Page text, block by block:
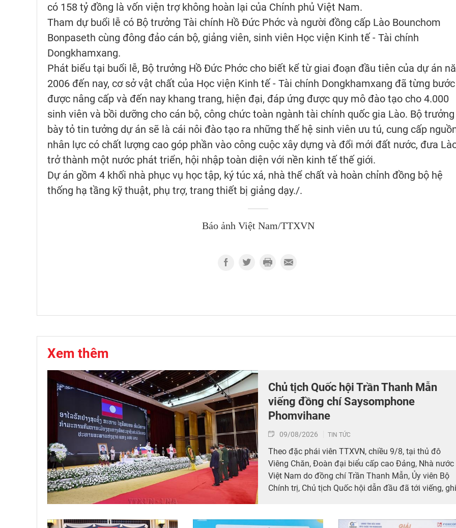
có 158 tỷ đồng là vốn viện trợ không hoàn lại của Chính phủ Việt Nam.
Tham dự buổi lễ có Bộ trưởng Tài chính Hồ Đức Phớc và người đồng cấp Lào Bounchom
Bonpaseth cùng đông đảo cán bộ, giảng viên, sinh viên Học viện Kinh tế - Tài chính
Dongkhamxang.
Phát biểu tại buổi lễ, Bộ trưởng Hồ Đức Phớc cho biết kể từ giai đoạn đầu tiên của dự án
2006 đến nay, cơ sở vật chất của Học viện Kinh tế - Tài chính Dongkhamxang đã từng bước
được nâng cấp và đến nay khang trang, hiện đại, đáp ứng được quy mô đào tạo cho 4.000
sinh viên và bồi dưỡng cho cán bộ, công chức toàn ngành tài chính quốc gia Lào. Bộ trưởng
bày tỏ tin tưởng dự án sẽ là cái nôi đào tạo ra những thế hệ sinh viên ưu tú, cung cấp
nhân lực có chất lượng cao góp phần vào công cuộc xây dựng và đổi mới đất nước, đưa
trở thành một nước phát triển, hội nhập toàn diện với nền kinh tế thế giới.
Dự án gồm 4 khối nhà phục vụ học tập, ký túc xá, nhà thể chất và hoàn chỉnh đồng bộ hệ
thống hạ tầng kỹ thuật, phụ trợ, trang thiết bị giảng dạy./.
Báo ảnh Việt Nam/TTXVN
Xem thêm
Chủ tịch Quốc hội Trần Thanh Mẫn
viếng đồng chí Saysomphone
Phomvihane
09/08/2026 TIN TỨC
Theo đặc phái viên TTXVN, chiều 9/8, tại thủ đô
Viêng Chăn, Đoàn đại biểu cấp cao Đảng, Nhà nước
Việt Nam do đồng chí Trần Thanh Mẫn, Ủy viên Bộ
Chính trị, Chủ tịch Quốc hội dẫn đầu đã tới viếng, ghi